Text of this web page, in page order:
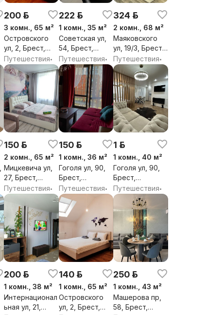
200 р.
3 комн., 65 м²
Островского
ул, 2, Брест,
Брестская обл.
Путешествия•
222 р.
1 комн., 35 м²
Советская ул,
54, Брест,
Брестская обл.
Путешествия•
324 р.
2 комн., 68 м²
Маяковского
ул, 19/3, Брест,
Брестская обл.
Путешествия•
150 р.
2 комн., 65 м²
Мицкевича ул,
27, Брест,
Брестская обл.
Путешествия•
150 р.
1 комн., 36 м²
Гоголя ул, 90,
Брест,
Брестская обл.
Путешествия•
1 р.
1 комн., 40 м²
Гоголя ул, 90,
Брест,
Брестская обл.
Путешествия•
200 р.
1 комн., 38 м²
Интернационал
ьная ул, 21,
140 р.
1 комн., 65 м²
Островского
ул, 2, Брест,
250 р.
1 комн., 43 м²
Машерова пр,
58, Брест,